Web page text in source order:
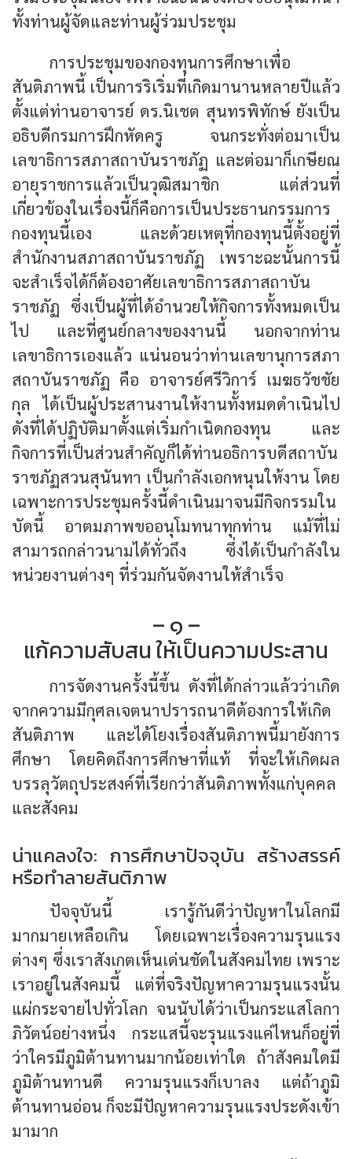
ทั้งท่านผู้จัดและท่านผู้ร่วมประชุม
การประชุมของกองทุนการศึกษาเพื่อ
สันติภาพนี้ เป็นการริเริ่มที่เกิดมานานหลายปีแล้ว
ตั้งแต่ท่านอาจารย์ ดร.นิเชต สุนทรพิทักษ์ ยังเป็น
อธิบดีกรมการฝึกหัดครู จนกระทั่งต่อมาเป็น
เลขาธิการสภาสถาบันราชภัฏ และต่อมาก็เกษียณ
อายุราชการแล้วเป็นวุฒิสมาชิก แต่ส่วนที่
เกี่ยวข้องในเรื่องนี้ก็คือการเป็นประธานกรรมการ
กองทุนนี้เอง และด้วยเหตุที่กองทุนนี้ตั้งอยู่ที่
สำนักงานสภาสถาบันราชภัฏ เพราะฉะนั้นการนี้
จะสำเร็จได้ก็ต้องอาศัยเลขาธิการสภาสถาบัน
ราชภัฏ ซึ่งเป็นผู้ที่ได้อำนวยให้กิจการทั้งหมดเป็น
ไป และที่ศูนย์กลางของงานนี้ นอกจากท่าน
เลขาธิการเองแล้ว แน่นอนว่าท่านเลขานุการสภา
สถาบันราชภัฏ คือ อาจารย์ศรีวิการ์ เมฆธวัชชัย
กุล ได้เป็นผู้ประสานงานให้งานทั้งหมดดำเนินไป
ดังที่ได้ปฏิบัติมาตั้งแต่เริ่มกำเนิดกองทุน และ
กิจการที่เป็นส่วนสำคัญก็ได้ท่านอธิการบดีสถาบัน
ราชภัฏสวนสุนันทา เป็นกำลังเอกหนุนให้งาน โดย
เฉพาะการประชุมครั้งนี้ดำเนินมาจนมีกิจกรรมใน
บัดนี้ อาตมภาพขออนุโมทนาทุกท่าน แม้ที่ไม่
สามารถกล่าวนามได้ทั่วถึง ซึ่งได้เป็นกำลังใน
หน่วยงานต่างๆ ที่ร่วมกันจัดงานให้สำเร็จ
– ๑ –
แก้ความสับสน ให้เป็นความประสาน
การจัดงานครั้งนี้ขึ้น ดังที่ได้กล่าวแล้วว่าเกิด
จากความมีกุศลเจตนาปรารถนาดีต้องการให้เกิด
สันติภาพ และได้โยงเรื่องสันติภาพนี้มายังการ
ศึกษา โดยคิดถึงการศึกษาที่แท้ ที่จะให้เกิดผล
บรรลุวัตถุประสงค์ที่เรียกว่าสันติภาพทั้งแก่บุคคล
และสังคม
น่าแคลงใจ: การศึกษาปัจจุบัน สร้างสรรค์
หรือทำลายสันติภาพ
ปัจจุบันนี้ เรารู้กันดีว่าปัญหาในโลกมี
มากมายเหลือเกิน โดยเฉพาะเรื่องความรุนแรง
ต่างๆ ซึ่งเราสังเกตเห็นเด่นชัดในสังคมไทย เพราะ
เราอยู่ในสังคมนี้ แต่ที่จริงปัญหาความรุนแรงนั้น
แผ่กระจายไปทั่วโลก จนนับได้ว่าเป็นกระแสโลกา
ภิวัตน์อย่างหนึ่ง กระแสนี้จะรุนแรงแค่ไหนก็อยู่ที่
ว่าใครมีภูมิต้านทานมากน้อยเท่าใด ถ้าสังคมใดมี
ภูมิต้านทานดี ความรุนแรงก็เบาลง แต่ถ้าภูมิ
ต้านทานอ่อน ก็จะมีปัญหาความรุนแรงประดังเข้า
มามาก